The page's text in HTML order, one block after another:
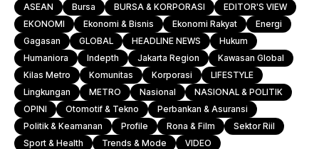
ASEAN Bursa BURSA & KORPORASI
EDITOR'S VIEW
EKONOMI
Ekonomi & Bisnis Ekonomi Rakyat
Energi
Gagasan
GLOBAL HEADLINE NEWS
Hukum
Humaniora
Indepth Jakarta Region
Kawasan Global
Kilas Metro
Komunitas Korporasi
LIFESTYLE
Lingkungan
METRO Nasional
NASIONAL & POLITIK
OPINI
Otomotif & Tekno
Perbankan & Asuransi
Politik & Keamanan
Profile Rona & Film
Sektor Riil
Sport & Health
Trends & Mode
VIDEO